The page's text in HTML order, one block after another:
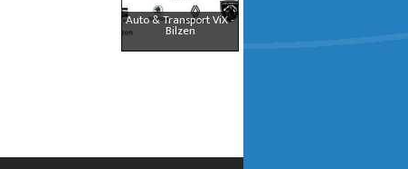
Auto & Transport ViX -
Bilzen